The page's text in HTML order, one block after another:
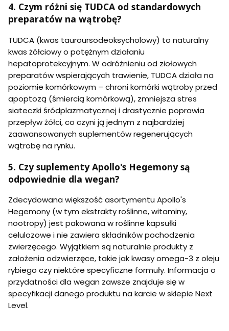
4. Czym różni się TUDCA od standardowych
preparatów na wątrobę?
TUDCA (kwas tauroursodeoksycholowy) to naturalny
kwas żółciowy o potężnym działaniu
hepatoprotekcyjnym. W odróżnieniu od ziołowych
preparatów wspierających trawienie, TUDCA działa na
poziomie komórkowym – chroni komórki wątroby przed
apoptozą (śmiercią komórkową), zmniejsza stres
siateczki śródplazmatycznej i drastycznie poprawia
przepływ żółci, co czyni ją jednym z najbardziej
zaawansowanych suplementów regenerujących
wątrobę na rynku.
5. Czy suplementy Apollo's Hegemony są
odpowiednie dla wegan?
Zdecydowana większość asortymentu Apollo's
Hegemony (w tym ekstrakty roślinne, witaminy,
nootropy) jest pakowana w roślinne kapsułki
celulozowe i nie zawiera składników pochodzenia
zwierzęcego. Wyjątkiem są naturalnie produkty z
założenia odzwierzęce, takie jak kwasy omega-3 z oleju
rybiego czy niektóre specyficzne formuły. Informacja o
przydatności dla wegan zawsze znajduje się w
specyfikacji danego produktu na karcie w sklepie Next
Level.